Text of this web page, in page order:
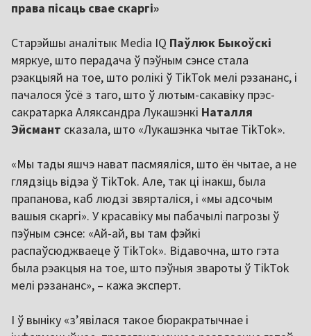
права пісаць свае скаргі»
Старэйшы аналітык Media IQ Паўлюк Быкоўскі
мяркуе, што перадача ў пэўным сэнсе стала
рэакцыяй на тое, што ролікі ў TikTok мелі рэзананс, і
пачалося ўсё з таго, што ў лютым-сакавіку прэс-
сакратарка Аляксандра Лукашэнкі Наталля
Эйсмант сказала, што «Лукашэнка чытае TikTok».
«Мы тады яшчэ нават пасмяяліся, што ён чытае, а не
глядзіць відэа ў TikTok. Але, так ці інакш, была
прапанова, каб людзі звярталіся, і «мы адсочым
вашыя скаргі». У красавіку мы пабачылі пагрозы ў
пэўным сэнсе: «Ай-ай, вы там фэйкі
распаўсюджваеце ў TikTok». Відавочна, што гэта
была рэакцыя на тое, што пэўныя звароты ў TikTok
мелі рэзананс», – кажа эксперт.
І ў выніку «з’явілася такое бюракратычнае і